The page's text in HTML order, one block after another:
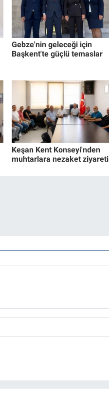
Gebze'nin geleceği için
Başkent'te güçlü temaslar
Keşan Kent Konseyi'nden
muhtarlara nezaket ziyareti